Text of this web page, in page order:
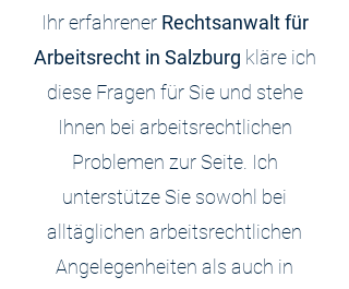
Ihr erfahrener Rechtsanwalt für
Arbeitsrecht in Salzburg kläre ich
diese Fragen für Sie und stehe
Ihnen bei arbeitsrechtlichen
Problemen zur Seite. Ich
unterstütze Sie sowohl bei
alltäglichen arbeitsrechtlichen
Angelegenheiten als auch in